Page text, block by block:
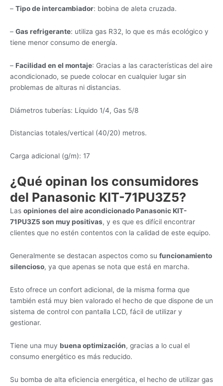
– Tipo de intercambiador: bobina de aleta cruzada.
– Gas refrigerante: utiliza gas R32, lo que es más ecológico y
tiene menor consumo de energía.
– Facilidad en el montaje: Gracias a las características del aire
acondicionado, se puede colocar en cualquier lugar sin
problemas de alturas ni distancias.
Diámetros tuberías: Líquido 1/4, Gas 5/8
Distancias totales/vertical (40/20) metros.
Carga adicional (g/m): 17
¿Qué opinan los consumidores
del Panasonic KIT-71PU3Z5?
Las opiniones del aire acondicionado Panasonic KIT-
71PU3Z5 son muy positivas, y es que es difícil encontrar
clientes que no estén contentos con la calidad de este equipo.
Generalmente se destacan aspectos como su funcionamiento
silencioso, ya que apenas se nota que está en marcha.
Esto ofrece un confort adicional, de la misma forma que
también está muy bien valorado el hecho de que dispone de un
sistema de control con pantalla LCD, fácil de utilizar y
gestionar.
Tiene una muy buena optimización, gracias a lo cual el
consumo energético es más reducido.
Su bomba de alta eficiencia energética, el hecho de utilizar gas